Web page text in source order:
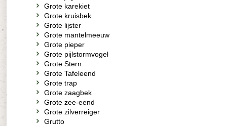
Grote karekiet
Grote kruisbek
Grote lijster
Grote mantelmeeuw
Grote pieper
Grote pijlstormvogel
Grote Stern
Grote Tafeleend
Grote trap
Grote zaagbek
Grote zee-eend
Grote zilverreiger
Grutto